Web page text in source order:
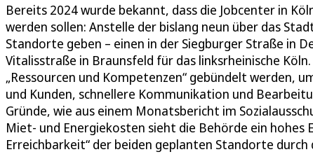
Bereits 2024 wurde bekannt, dass die Jobcenter in
werden sollen: Anstelle der bislang neun über das
Standorte geben – einen in der Siegburger Straße in
Vitalisstraße in Braunsfeld für das linksrheinische
„Ressourcen und Kompetenzen“ gebündelt werden,
und Kunden, schnellere Kommunikation und
Gründe, wie aus einem Monatsbericht im
Miet- und Energiekosten sieht die Behörde ein
Erreichbarkeit“ der beiden geplanten Standorte